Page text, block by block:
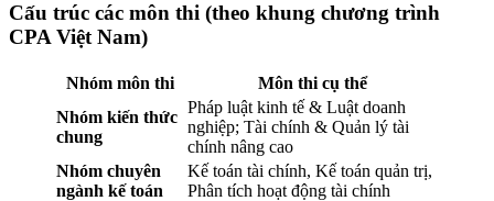
Cấu trúc các môn thi (theo khung chương trình
CPA Việt Nam)
Nhóm môn thi
Môn thi cụ thể
Nhóm kiến thức
chung
Pháp luật kinh tế & Luật doanh
nghiệp; Tài chính & Quản lý tài
chính nâng cao
Nhóm chuyên
ngành kế toán
Kế toán tài chính, Kế toán quản trị,
Phân tích hoạt động tài chính